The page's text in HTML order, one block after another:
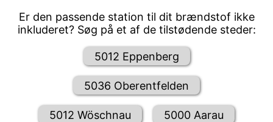
Er den passende station til dit brændstof ikke
inkluderet? Søg på et af de tilstødende steder:
5012 Eppenberg
5036 Oberentfelden
5012 Wöschnau 5000 Aarau